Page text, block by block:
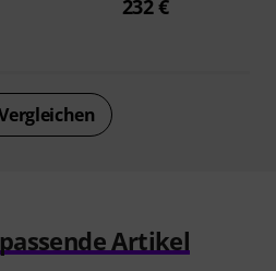
232 €
Artikel